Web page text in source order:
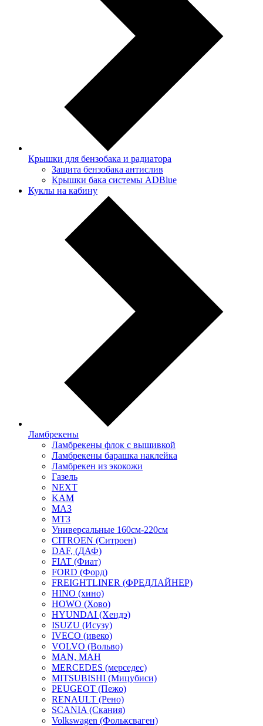
Крышки для бензобака и радиатора
Защита бензобака антислив
Крышки бака системы ADBlue
Куклы на кабину
Ламбрекены
Ламбрекены флок с вышивкой
Ламбрекены барашка наклейка
Ламбрекен из экокожи
Газель
NEXT
KAM
МАЗ
МТЗ
Универсальные 160см-220см
CITROEN (Ситроен)
DAF, (ДАФ)
FIAT (Фиат)
FORD (Форд)
FREIGHTLINER (ФРЕДЛАЙНЕР)
HINO (хино)
HOWO (Хово)
HYUNDAI (Хендэ)
ISUZU (Исузу)
IVECO (ивеко)
VOLVO (Вольво)
MAN, МАН
MERCEDES (мерседес)
MITSUBISHI (Мицубиси)
PEUGEOT (Пежо)
RENAULT (Рено)
SCANIA (Скания)
Volkswagen (Фольксваген)